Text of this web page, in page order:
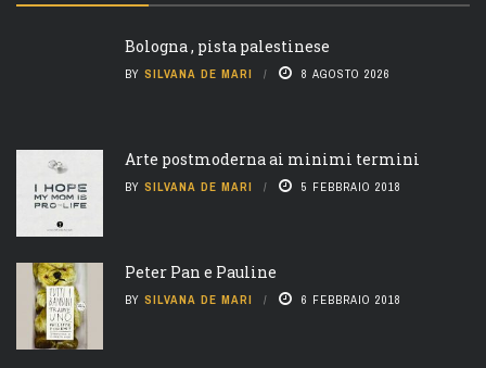
Bologna , pista palestinese
BY SILVANA DE MARI 8 AGOSTO 2026
Arte postmoderna ai minimi termini
BY SILVANA DE MARI 5 FEBBRAIO 2018
Peter Pan e Pauline
BY SILVANA DE MARI 6 FEBBRAIO 2018